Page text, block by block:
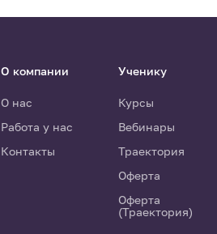
О компании
О нас
Работа у нас
Контакты
Ученику
Курсы
Вебинары
Траектория
Оферта
Оферта
(Траектория)